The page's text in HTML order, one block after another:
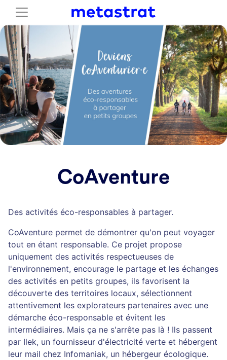
CoAventure
Des activités éco-responsables à partager.
CoAventure permet de démontrer qu'on peut voyager
tout en étant responsable. Ce projet propose
uniquement des activités respectueuses de
l'environnement, encourage le partage et les échanges
des activités en petits groupes, ils favorisent la
découverte des territoires locaux, sélectionnent
attentivement les explorateurs partenaires avec une
démarche éco-responsable et évitent les
intermédiaires. Mais ça ne s'arrête pas là ! Ils passent
par Ilek, un fournisseur d'électricité verte et hébergent
leur mail chez Infomaniak, un hébergeur écologique.